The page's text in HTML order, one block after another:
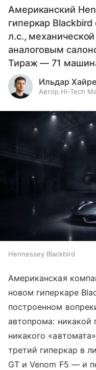
Американский
гиперкар
л.с.,
аналоговым
Тираж — 71
Ильдар
Автор Hi-Tech
Hennessey Blackbird
Американская
новом гиперкаре
построенном
автопрома: никакой
никакого
третий гиперкар в
GT и Venom F5 — и